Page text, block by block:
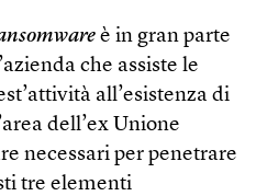
è in gran parte
che assiste le
all’esistenza di
dell’ex Unione
necessari per penetrare
tre elementi